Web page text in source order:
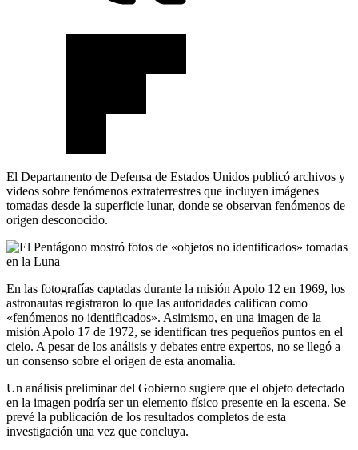
El Departamento de Defensa de Estados Unidos publicó archivos y
videos sobre fenómenos extraterrestres que incluyen imágenes
tomadas desde la superficie lunar, donde se observan fenómenos de
origen desconocido.
En las fotografías captadas durante la misión Apolo 12 en 1969, los
astronautas registraron lo que las autoridades califican como
«fenómenos no identificados». Asimismo, en una imagen de la
misión Apolo 17 de 1972, se identifican tres pequeños puntos en el
cielo. A pesar de los análisis y debates entre expertos, no se llegó a
un consenso sobre el origen de esta anomalía.
Un análisis preliminar del Gobierno sugiere que el objeto detectado
en la imagen podría ser un elemento físico presente en la escena. Se
prevé la publicación de los resultados completos de esta
investigación una vez que concluya.